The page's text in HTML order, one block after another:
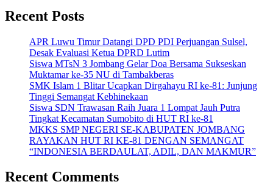
Recent Posts
APR Luwu Timur Datangi DPD PDI Perjuangan Sulsel,
Desak Evaluasi Ketua DPRD Lutim
Siswa MTsN 3 Jombang Gelar Doa Bersama Sukseskan
Muktamar ke-35 NU di Tambakberas
SMK Islam 1 Blitar Ucapkan Dirgahayu RI ke-81: Junjung
Tinggi Semangat Kebhinekaan
Siswa SDN Trawasan Raih Juara 1 Lompat Jauh Putra
Tingkat Kecamatan Sumobito di HUT RI ke-81
MKKS SMP NEGERI SE-KABUPATEN JOMBANG
RAYAKAN HUT RI KE-81 DENGAN SEMANGAT
“INDONESIA BERDAULAT, ADIL, DAN MAKMUR”
Recent Comments